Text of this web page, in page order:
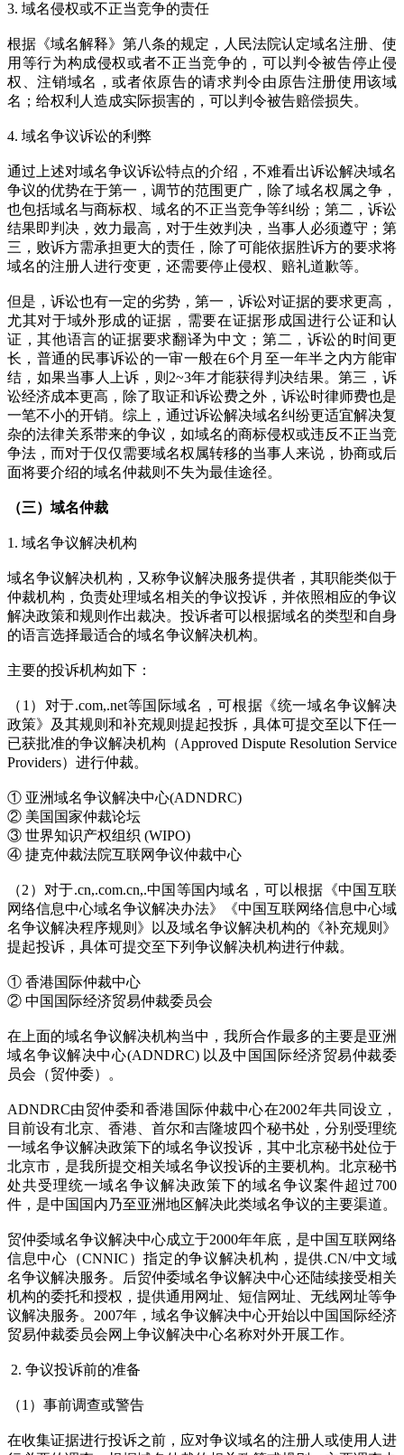
3. 域名侵权或不正当竞争的责任
根据《域名解释》第八条的规定，人民法院认定域名注册、使
用等行为构成侵权或者不正当竞争的，可以判令被告停止侵
权、注销域名，或者依原告的请求判令由原告注册使用该域
名；给权利人造成实际损害的，可以判令被告赔偿损失。
4. 域名争议诉讼的利弊
通过上述对域名争议诉讼特点的介绍，不难看出诉讼解决域名
争议的优势在于第一，调节的范围更广，除了域名权属之争，
也包括域名与商标权、域名的不正当竞争等纠纷；第二，诉讼
结果即判决，效力最高，对于生效判决，当事人必须遵守；第
三，败诉方需承担更大的责任，除了可能依据胜诉方的要求将
域名的注册人进行变更，还需要停止侵权、赔礼道歉等。
但是，诉讼也有一定的劣势，第一，诉讼对证据的要求更高，
尤其对于域外形成的证据，需要在证据形成国进行公证和认
证，其他语言的证据要求翻译为中文；第二，诉讼的时间更
长，普通的民事诉讼的一审一般在6个月至一年半之内方能审
结，如果当事人上诉，则2~3年才能获得判决结果。第三，诉
讼经济成本更高，除了取证和诉讼费之外，诉讼时律师费也是
一笔不小的开销。综上，通过诉讼解决域名纠纷更适宜解决复
杂的法律关系带来的争议，如域名的商标侵权或违反不正当竞
争法，而对于仅仅需要域名权属转移的当事人来说，协商或后
面将要介绍的域名仲裁则不失为最佳途径。
（三）域名仲裁
1. 域名争议解决机构
域名争议解决机构，又称争议解决服务提供者，其职能类似于
仲裁机构，负责处理域名相关的争议投诉，并依照相应的争议
解决政策和规则作出裁决。投诉者可以根据域名的类型和自身
的语言选择最适合的域名争议解决机构。
主要的投诉机构如下：
（1）对于.com,.net等国际域名，可根据《统一域名争议解决
政策》及其规则和补充规则提起投拆，具体可提交至以下任一
已获批准的争议解决机构（Approved Dispute Resolution Service
Providers）进行仲裁。
① 亚洲域名争议解决中心(ADNDRC)
② 美国国家仲裁论坛
③ 世界知识产权组织 (WIPO)
④ 捷克仲裁法院互联网争议仲裁中心
（2）对于.cn,.com.cn,.中国等国内域名，可以根据《中国互联
网络信息中心域名争议解决办法》《中国互联网络信息中心域
名争议解决程序规则》以及域名争议解决机构的《补充规则》
提起投诉，具体可提交至下列争议解决机构进行仲裁。
① 香港国际仲裁中心
② 中国国际经济贸易仲裁委员会
在上面的域名争议解决机构当中，我所合作最多的主要是亚洲
域名争议解决中心(ADNDRC) 以及中国国际经济贸易仲裁委
员会（贸仲委）。
ADNDRC由贸仲委和香港国际仲裁中心在2002年共同设立，
目前设有北京、香港、首尔和吉隆坡四个秘书处，分别受理统
一域名争议解决政策下的域名争议投诉，其中北京秘书处位于
北京市，是我所提交相关域名争议投诉的主要机构。北京秘书
处共受理统一域名争议解决政策下的域名争议案件超过700
件，是中国国内乃至亚洲地区解决此类域名争议的主要渠道。
贸仲委域名争议解决中心成立于2000年年底，是中国互联网络
信息中心（CNNIC）指定的争议解决机构，提供.CN/中文域
名争议解决服务。后贸仲委域名争议解决中心还陆续接受相关
机构的委托和授权，提供通用网址、短信网址、无线网址等争
议解决服务。2007年，域名争议解决中心开始以中国国际经济
贸易仲裁委员会网上争议解决中心名称对外开展工作。
2. 争议投诉前的准备
（1）事前调查或警告
在收集证据进行投诉之前，应对争议域名的注册人或使用人进